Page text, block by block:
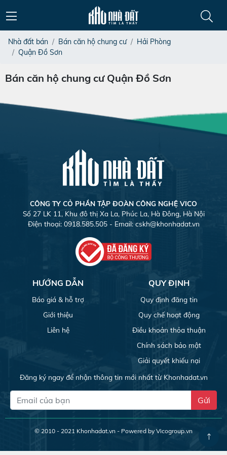
Nhà đất bán Bán căn hộ chung cư
Hải Phòng
Quận Đồ Sơn
Bán căn hộ chung cư Quận Đồ Sơn
CÔNG TY CỎ PHẦN TẬP ĐOÀN CÔNG NGHỆ VICO
Số 27 LK 11, Khu đô thị Xa La, Phúc La, Hà Đông, Hà Nội
Điện thoại: 0918.585.505 - Email: cskh@khonhadat.vn
HƯỚNG DẪN
Báo giá & hỗ trợ
Giới thiệu
Liên hệ
QUY ĐỊNH
Quy định đăng tin
Quy chế hoạt động
Điều khoản thỏa thuận
Chính sách bảo mật
Giải quyết khiếu nại
Đăng ký ngay để nhận thông tin mới nhất từ Khonhadat.vn
Gửi
© 2010 - 2021 Khonhadat.vn - Powered by Vicogroup.vn